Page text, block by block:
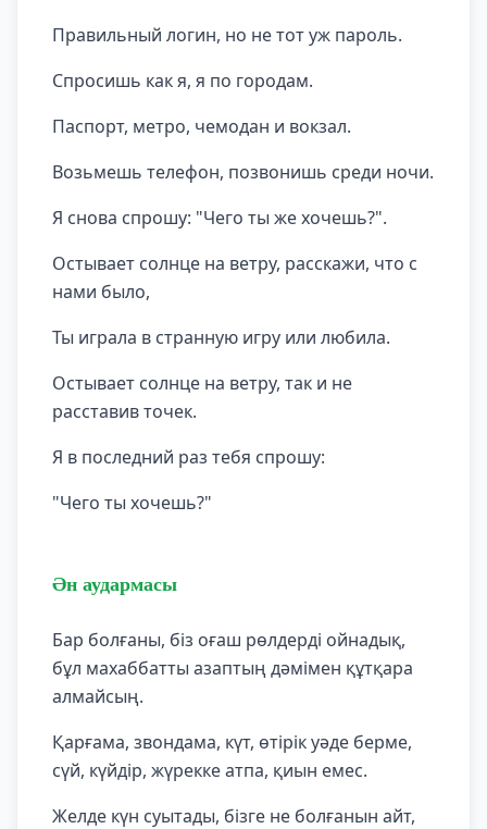
Правильный логин, но не тот уж пароль.
Спросишь как я, я по городам.
Паспорт, метро, чемодан и вокзал.
Возьмешь телефон, позвонишь среди ночи.
Я снова спрошу: "Чего ты же хочешь?".
Остывает солнце на ветру, расскажи, что с
нами было,
Ты играла в странную игру или любила.
Остывает солнце на ветру, так и не
расставив точек.
Я в последний раз тебя спрошу:
"Чего ты хочешь?"
Ән аудармасы
Бар болғаны, біз оғаш рөлдерді ойнадық,
бұл махаббатты азаптың дәмімен құтқара
алмайсың.
Қарғама, звондама, күт, өтірік уәде берме,
сүй, күйдір, жүрекке атпа, қиын емес.
Желде күн суытады, бізге не болғанын айт,